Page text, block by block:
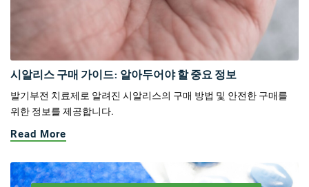
시알리스 구매 가이드: 알아두어야 할 중요 정보
발기부전 치료제로 알려진 시알리스의 구매 방법 및 안전한 구매를
위한 정보를 제공합니다.
Read More